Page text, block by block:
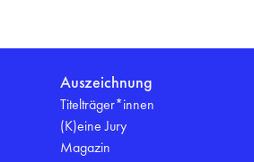
Auszeichnung
Titelträger*innen
(K)eine Jury
Magazin